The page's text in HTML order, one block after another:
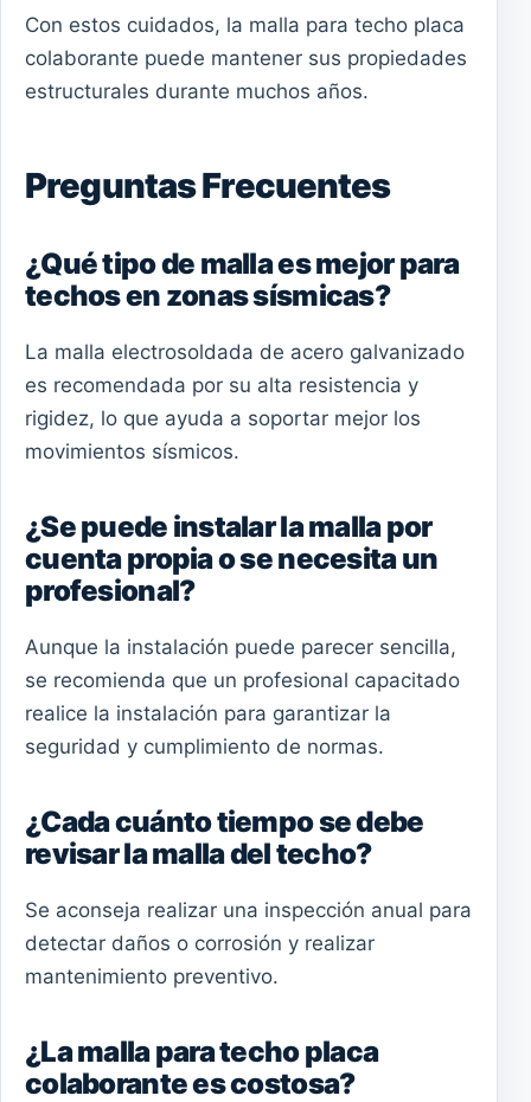
Con estos cuidados, la malla para techo placa
colaborante puede mantener sus propiedades
estructurales durante muchos años.
Preguntas Frecuentes
¿Qué tipo de malla es mejor para
techos en zonas sísmicas?
La malla electrosoldada de acero galvanizado
es recomendada por su alta resistencia y
rigidez, lo que ayuda a soportar mejor los
movimientos sísmicos.
¿Se puede instalar la malla por
cuenta propia o se necesita un
profesional?
Aunque la instalación puede parecer sencilla,
se recomienda que un profesional capacitado
realice la instalación para garantizar la
seguridad y cumplimiento de normas.
¿Cada cuánto tiempo se debe
revisar la malla del techo?
Se aconseja realizar una inspección anual para
detectar daños o corrosión y realizar
mantenimiento preventivo.
¿La malla para techo placa
colaborante es costosa?